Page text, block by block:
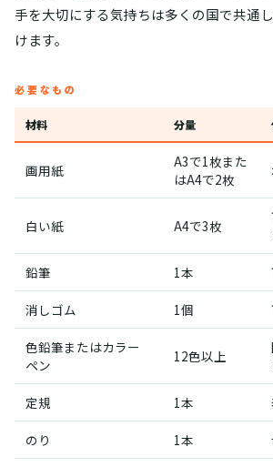
手を大切にする気持ちは多くの国で共通
けます。
必要なもの
材料 分量
画用紙
A3で1枚また
はA4で2枚
白い紙 A4で3枚
鉛筆 1本
消しゴム 1個
色鉛筆またはカラー
ペン
12色以上
定規 1本
のり 1本